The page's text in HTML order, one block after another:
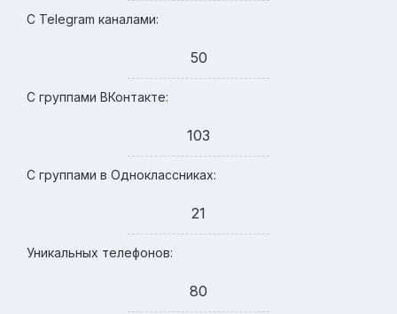
С Telegram каналами:
50
С группами ВКонтакте:
103
С группами в Одноклассниках:
21
Уникальных телефонов:
80